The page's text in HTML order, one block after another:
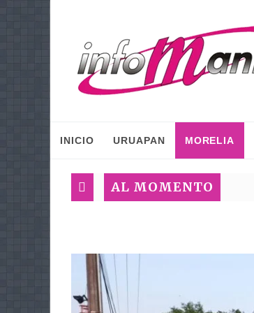
INICIO URUAPAN MORELIA
AL MOMENTO